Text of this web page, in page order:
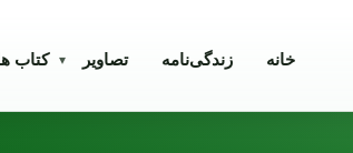
خانه زندگی‌نامه تصاویر کتاب